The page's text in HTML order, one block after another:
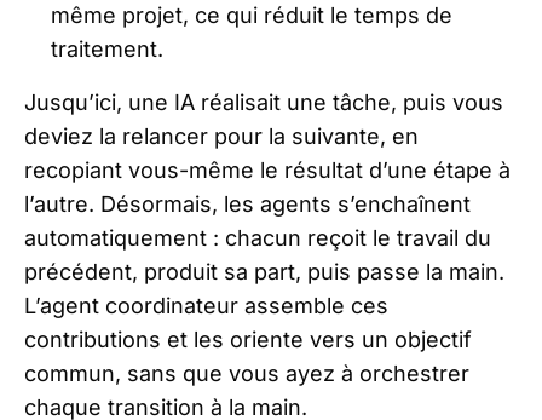
même projet, ce qui réduit le temps de
traitement.
Jusqu’ici, une IA réalisait une tâche, puis vous
deviez la relancer pour la suivante, en
recopiant vous-même le résultat d’une étape à
l’autre. Désormais, les agents s’enchaînent
automatiquement : chacun reçoit le travail du
précédent, produit sa part, puis passe la main.
L’agent coordinateur assemble ces
contributions et les oriente vers un objectif
commun, sans que vous ayez à orchestrer
chaque transition à la main.